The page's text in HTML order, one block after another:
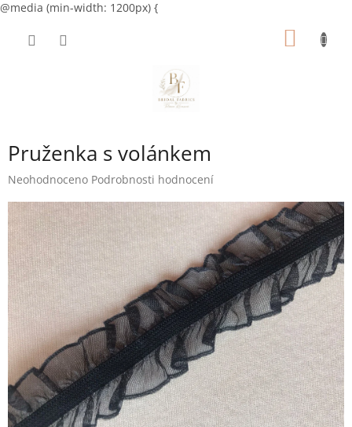
@media (min-width: 1200px) {
Pruženka s volánkem
Průměrné
produktu
je
0,0
z
5
hvězdiček.
Neohodnoceno Podrobnosti hodnocení